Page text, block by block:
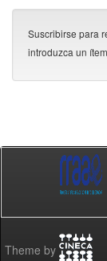
Suscribirse para
introduzca un
Theme by